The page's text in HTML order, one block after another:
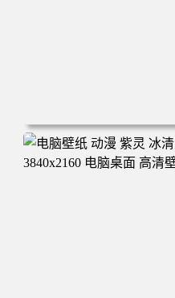
电脑壁纸 动漫 凡人修仙传
脑桌面 高清壁纸 壁纸下载